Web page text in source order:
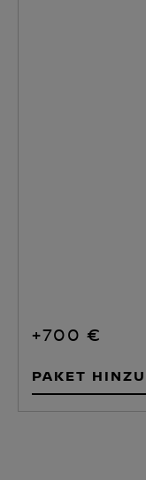
+700 €
PAKET